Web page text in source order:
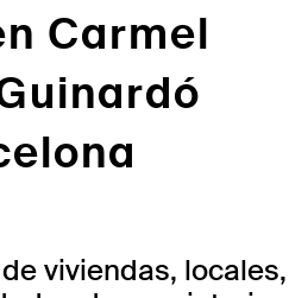
Carmel
viviendas, locales,